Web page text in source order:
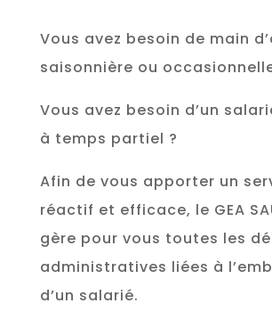
Vous avez besoin de main
saisonnière ou
Vous avez besoin d’un
à temps partiel ?
Afin de vous apporter un
réactif et efficace, le GEA
gère pour vous toutes les
administratives liées à
d’un salarié.